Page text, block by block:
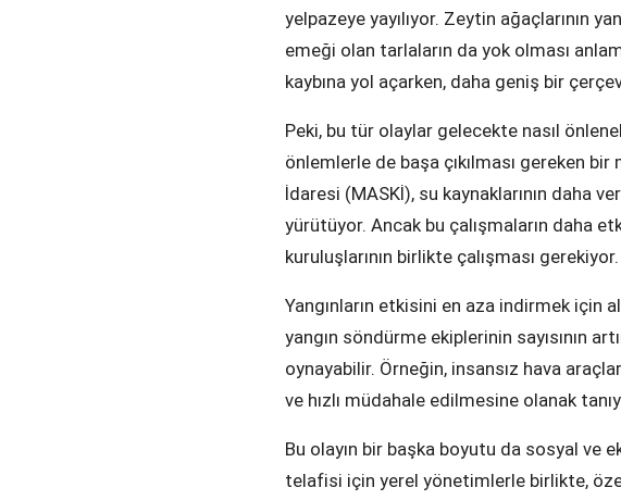
yelpazeye yayılıyor. Zeytin ağaçlarının
emeği olan tarlaların da yok olması
kaybına yol açarken, daha geniş bir
Peki, bu tür olaylar gelecekte nasıl
önlemlerle de başa çıkılması gereken
İdaresi (MASKİ), su kaynaklarının daha
yürütüyor. Ancak bu çalışmaların daha
kuruluşlarının birlikte çalışması gerekiyor.
Yangınların etkisini en aza indirmek için
yangın söndürme ekiplerinin sayısının
oynayabilir. Örneğin, insansız hava
ve hızlı müdahale edilmesine olanak
Bu olayın bir başka boyutu da sosyal ve
telafisi için yerel yönetimlerle birlikte,